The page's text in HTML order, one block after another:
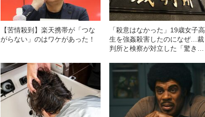
【苦情殺到】楽天携帯が「つな
がらない」のはワケがあった！
「殺意はなかった」19歳女子高
生を強姦殺害したのになぜ…裁
判所と検察が対立した「驚きの